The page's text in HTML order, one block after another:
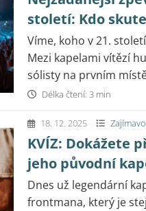
století: Kdo
Víme, koho v 21.
Mezi kapelami vítězí
sólisty na prvním
Délka čtení: 3 min
18. 12. 2025
KVÍZ: Dokážete
jeho původní
Dnes už legendární
frontmana, který je